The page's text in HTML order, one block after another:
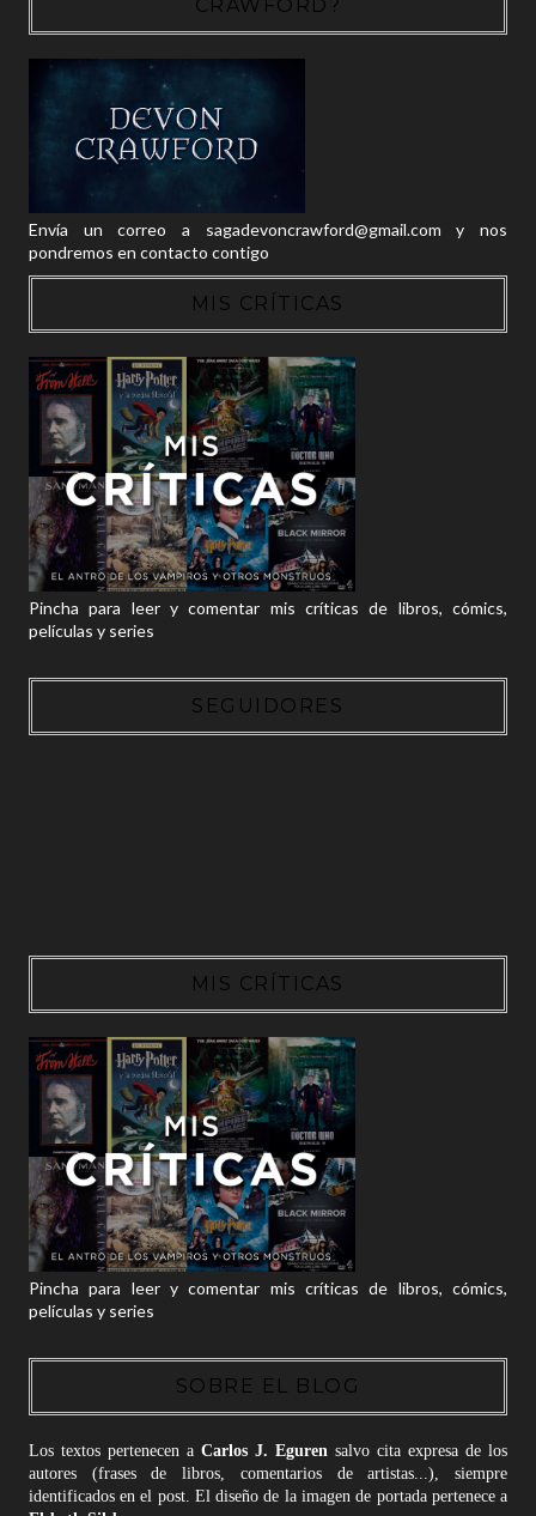
CRAWFORD?
Envía un correo a sagadevoncrawford@gmail.com y nos
pondremos en contacto contigo
MIS CRÍTICAS
Pincha para leer y comentar mis críticas de libros, cómics,
películas y series
SEGUIDORES
MIS CRÍTICAS
Pincha para leer y comentar mis críticas de libros, cómics,
películas y series
SOBRE EL BLOG
Los textos pertenecen a Carlos J. Egurensalvo cita expresa de los
autores (frases de libros, comentarios de artistas...), siempre
identificados en el post. El diseño de la imagen de portada pertenece a